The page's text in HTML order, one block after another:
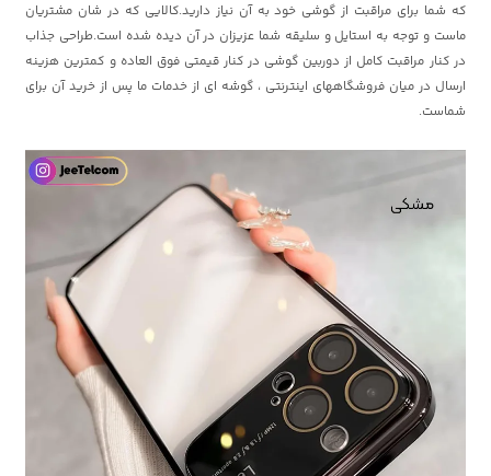
که شما برای مراقبت از گوشی خود به آن نیاز دارید.کالایی که در شان مشتریان
ماست و توجه به استایل و سلیقه شما عزیزان در آن دیده شده است.طراحی جذاب
در کنار مراقبت کامل از دوربین گوشی در کنار قیمتی فوق العاده و کمترین هزینه
ارسال در میان فروشگاههای اینترنتی ، گوشه ای از خدمات ما پس از خرید آن برای
شماست.